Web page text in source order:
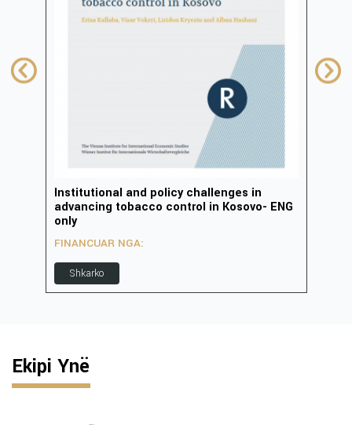
Institutional and policy challenges in
advancing tobacco control in Kosovo- ENG
only
FINANCUAR NGA:
Shkarko
Ekipi Ynë